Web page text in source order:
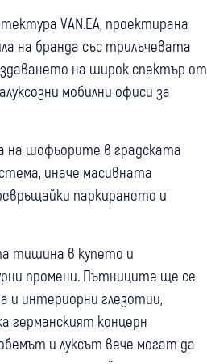
VAN.EA, проектирана
на бранда със трилъчевата
на широк спектър от
мобилни офиси за
на шофьорите в градската
иначе масивната
паркирането и
тишина в купето и
промени. Пътниците ще се
и интериорни глезотии,
германският концерн
и луксът вече могат да